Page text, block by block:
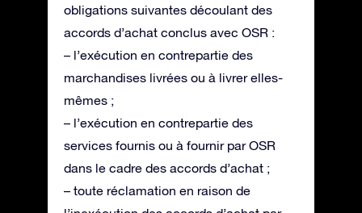
obligations suivantes découlant des
accords d’achat conclus avec OSR :
– l’exécution en contrepartie des
marchandises livrées ou à livrer elles-
mêmes ;
– l’exécution en contrepartie des
services fournis ou à fournir par OSR
dans le cadre des accords d’achat ;
– toute réclamation en raison de